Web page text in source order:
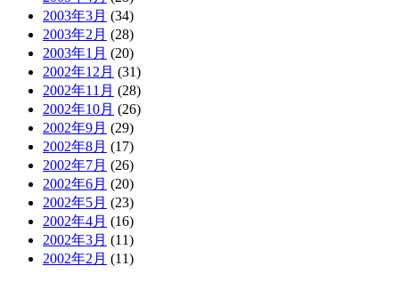
2003年3月 (34)
2003年2月 (28)
2003年1月 (20)
2002年12月 (31)
2002年11月 (28)
2002年10月 (26)
2002年9月 (29)
2002年8月 (17)
2002年7月 (26)
2002年6月 (20)
2002年5月 (23)
2002年4月 (16)
2002年3月 (11)
2002年2月 (11)